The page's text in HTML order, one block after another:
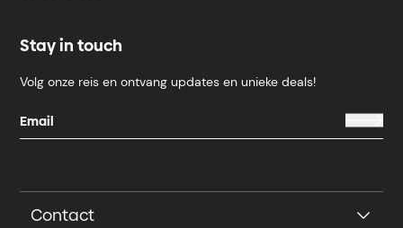
Stay in touch
Volg onze reis en ontvang updates en unieke deals!
Contact